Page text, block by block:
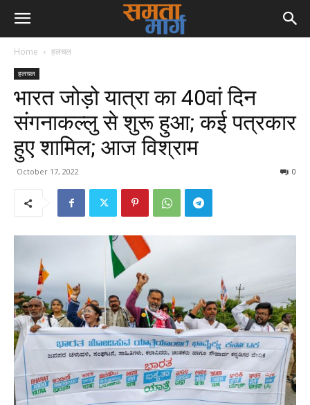
Home हलचल
हलचल
भारत जोड़ो यात्रा का 40वां दिन
संगनाकल्लु से शुरू हुआ; कई पत्रकार
हुए शामिल; आज विश्राम
October 17, 2022 0